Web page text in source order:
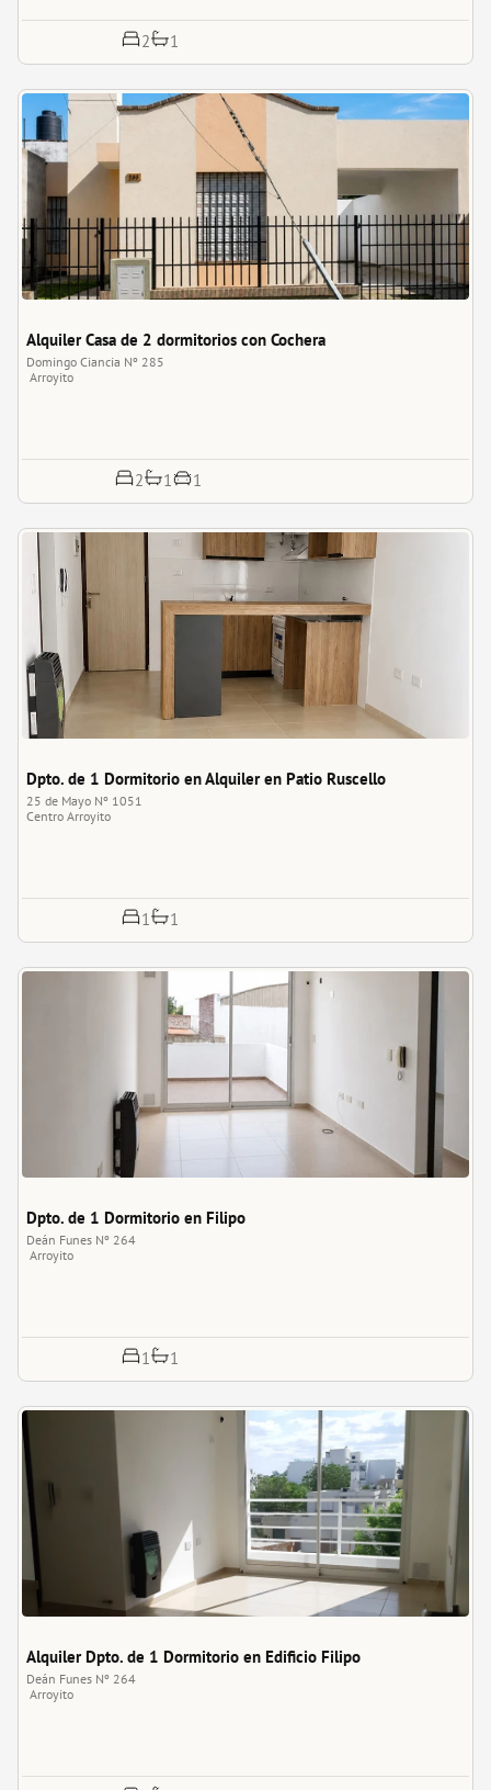
2 1
Alquiler Casa de 2 dormitorios con Cochera
Domingo Ciancia Nº 285
Arroyito
2 1 1
Dpto. de 1 Dormitorio en Alquiler en Patio Ruscello
25 de Mayo Nº 1051
Centro Arroyito
1 1
Dpto. de 1 Dormitorio en Filipo
Deán Funes Nº 264
Arroyito
1 1
Alquiler Dpto. de 1 Dormitorio en Edificio Filipo
Deán Funes Nº 264
Arroyito